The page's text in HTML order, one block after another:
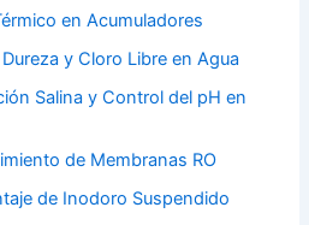
en Acumuladores
y Cloro Libre en Agua
Salina y Control del pH en
de Membranas RO
de Inodoro Suspendido